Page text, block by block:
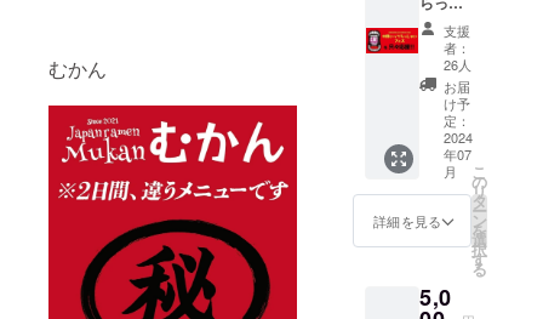
むかん
しゃい
フェス
をただ
ただ応
援』 中
野区
民、中
野を愛
してる
人、出
店店舗
を愛し
ラーメ
ンを愛
支援
者：
26人
お届
け予
定：
2024
年07
月
詳細を見る
こ
の
リ
タ
ー
ン
を
選
択
す
る
5,0